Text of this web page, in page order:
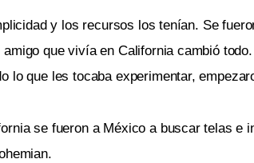
y los recursos los tenían. Se
amigo que vivía en California cambió
lo que les tocaba experimentar,
se fueron a México a buscar telas e